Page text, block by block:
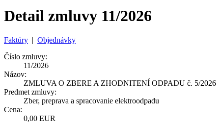
Detail zmluvy 11/2026
Faktúry | Objednávky
Číslo zmluvy:
11/2026
Názov:
ZMLUVA O ZBERE A ZHODNITENÍ ODPADU č. 5/2026
Predmet zmluvy:
Zber, preprava a spracovanie elektroodpadu
Cena:
0,00 EUR